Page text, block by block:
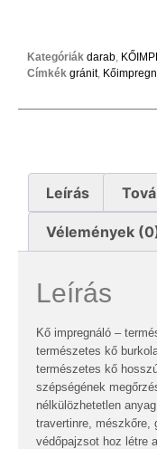
Kategóriák darab
Címkék gránit,
Leírás
Vélemények
Leírás
Kő impregnáló –
természetes kő
természetes kő
szépségének
nélkülözhetetlen
travertinre, mészkőre,
védőpajzsot hoz létre